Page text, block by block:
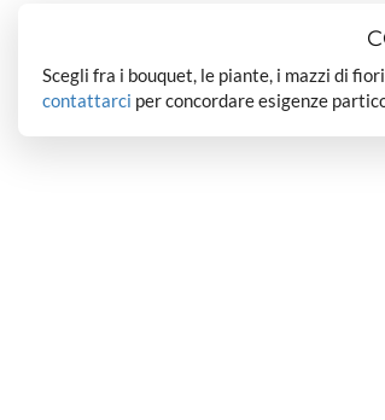
Scegli fra i bouquet, le piante, i mazzi di
contattarci per concordare esigenze